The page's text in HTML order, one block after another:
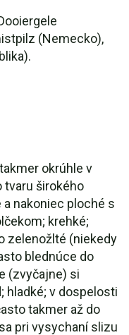
(Nemecko),
okrúhle v
tvaru širokého
nakoniec ploché s
krehké;
zelenožlté (niekedy
blednúce do
(zvyčajne) si
hladké; v dospelosti
takmer až do
pri vysychaní slizu